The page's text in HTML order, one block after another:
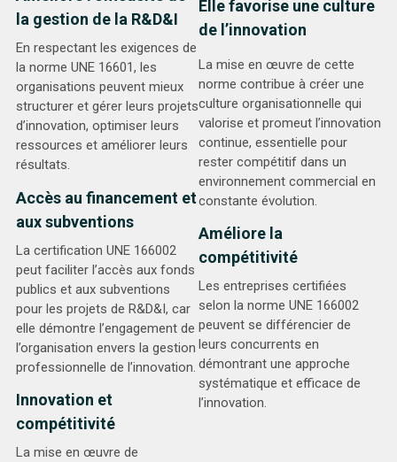
la gestion de la R&D&I
En respectant les exigences de
la norme UNE 16601, les
organisations peuvent mieux
structurer et gérer leurs projets
d’innovation, optimiser leurs
ressources et améliorer leurs
résultats.
Accès au financement et
aux subventions
La certification UNE 166002
peut faciliter l’accès aux fonds
publics et aux subventions
pour les projets de R&D&I, car
elle démontre l’engagement de
l’organisation envers la gestion
professionnelle de l’innovation.
Innovation et
compétitivité
La mise en œuvre de
Elle favorise une culture
de l’innovation
La mise en œuvre de cette
norme contribue à créer une
culture organisationnelle qui
valorise et promeut l’innovation
continue, essentielle pour
rester compétitif dans un
environnement commercial en
constante évolution.
Améliore la
compétitivité
Les entreprises certifiées
selon la norme UNE 166002
peuvent se différencier de
leurs concurrents en
démontrant une approche
systématique et efficace de
l’innovation.